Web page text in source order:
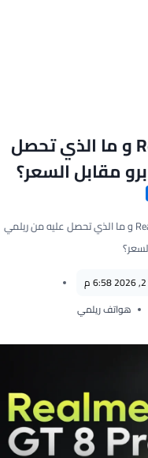
مواصفات Realme GT 8 Pro و ما الذي تحصل
مواصفات Realme GT 8 Pro و ما الذي تحصل عليه من ريلمي
هواتف ريلمي